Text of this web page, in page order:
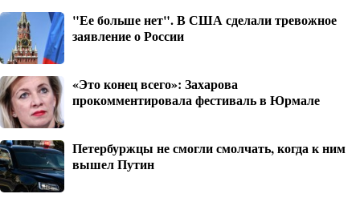
"Ее больше нет". В США сделали тревожное
заявление о России
«Это конец всего»: Захарова
прокомментировала фестиваль в Юрмале
Петербуржцы не смогли смолчать, когда к ним
вышел Путин